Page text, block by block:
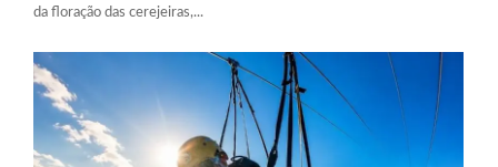
da floração das cerejeiras,...